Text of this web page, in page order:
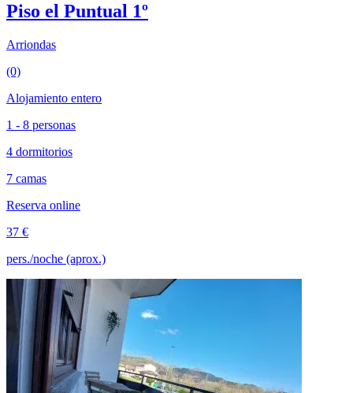
Piso el Puntual 1º
Arriondas
(0)
Alojamiento entero
1 - 8 personas
4 dormitorios
7 camas
Reserva online
37 €
pers./noche (aprox.)